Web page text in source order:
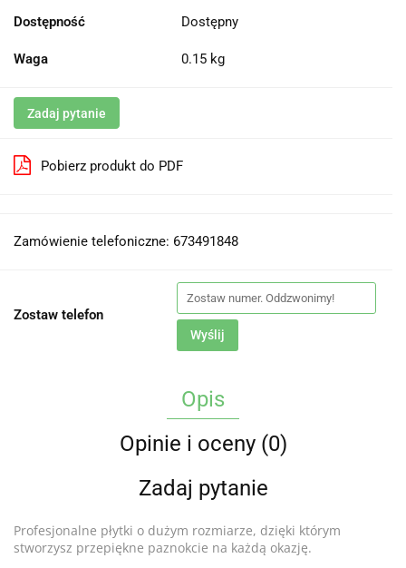
Dostępność Dostępny
Waga 0.15 kg
Zadaj pytanie
Pobierz produkt do PDF
Zamówienie telefoniczne: 673491848
Zostaw telefon
Wyślij
Opis
Opinie i oceny (0)
Zadaj pytanie
Profesjonalne płytki o dużym rozmiarze, dzięki którym
stworzysz przepiękne paznokcie na każdą okazję.